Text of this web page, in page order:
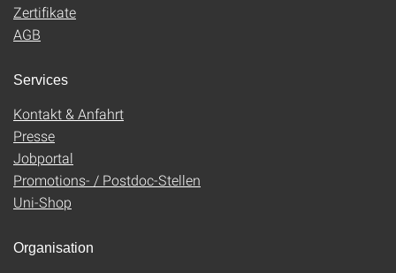
Zertifikate
AGB
Services
Kontakt & Anfahrt
Presse
Jobportal
Promotions- / Postdoc-Stellen
Uni-Shop
Organisation